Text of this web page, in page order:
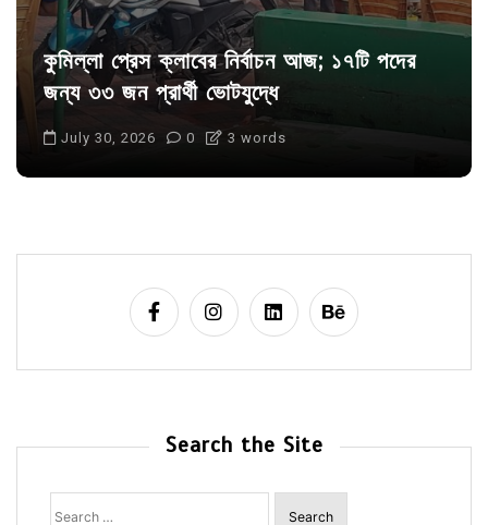
কুমিল্লা প্রেস ক্লাবের নির্বাচন আজ; ১৭টি পদের
জন্য ৩৩ জন প্রার্থী ভোটযুদ্ধে
July 30, 2026 0 3 words
Search the Site
Search
for: